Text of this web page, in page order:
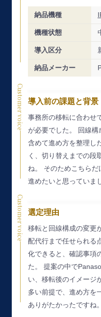
納品機種
機種状態
導入区分
納品メーカー
Customer voice 導入前の課題と背景
事務所の移転に合わせ
が必要でした。
回線構
含めて進め方を整理し
く、切り替えまでの段
ね。
そのためこちらだ
進めたいと思っていま
Customer voice 選定理由
移転と回線構成の変更
配代行まで任せられる
化できると、確認事項
た。
提案の中で
い、移転後のイメージ
多い前提で、進め方を
ありがたかったですね。